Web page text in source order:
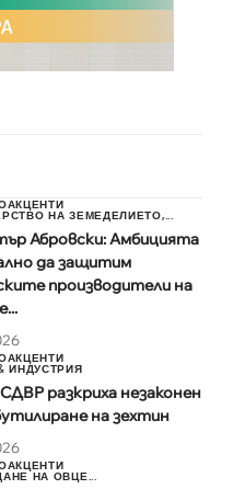
АКЦЕНТИ
НА ЗЕМЕДЕЛИЕТО,...
Абровски: Амбицията
да защитим
производители на
АКЦЕНТИ
ИНДУСТРИЯ
разкриха незаконен
на зехтин
АКЦЕНТИ
НА ОВЦЕ...